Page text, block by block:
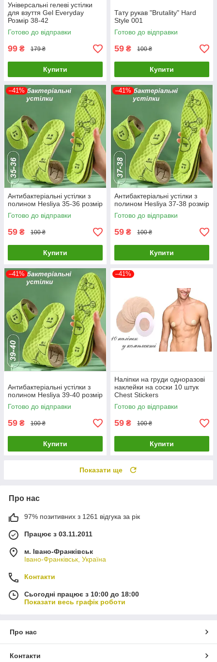
Універсальні гелеві устілки
для взуття Gel Everyday
Розмір 38-42
Готово до відправки
99 ₴ 179 ₴
Купити
Тату рукав "Brutality" Hard
Style 001
Готово до відправки
59 ₴ 100 ₴
Купити
–41%
Антибактеріальні устілки з
полином Hesliya 35-36 розмір
Готово до відправки
59 ₴ 100 ₴
Купити
–41%
Антибактеріальні устілки з
полином Hesliya 37-38 розмір
Готово до відправки
59 ₴ 100 ₴
Купити
–41%
Антибактеріальні устілки з
полином Hesliya 39-40 розмір
Готово до відправки
59 ₴ 100 ₴
Купити
–41%
Наліпки на груди одноразові
наклейки на соски 10 штук
Chest Stickers
Готово до відправки
59 ₴ 100 ₴
Купити
Показати ще
Про нас
97% позитивних з 1261 відгука за рік
Працює з 03.11.2011
м. Івано-Франківськ
Івано-Франківськ, Україна
Контакти
Сьогодні працює з 10:00 до 18:00
Показати весь графік роботи
Про нас
Контакти